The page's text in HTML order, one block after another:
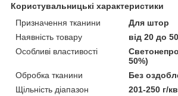
Користувальницькі характеристики
Призначення тканини
Для штор
Наявність товару
від 20 до 50
Особливі властивості
50%)
Обробка тканини
Без
Щільність діапазон
201-250 г/